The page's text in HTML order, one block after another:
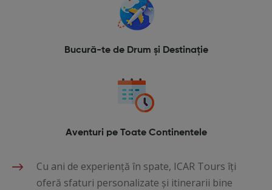
Bucură-te de Drum și Destinație
Aventuri pe Toate Continentele
Cu ani de experiență în spate, ICAR Tours îți
oferă sfaturi personalizate și itinerarii bine